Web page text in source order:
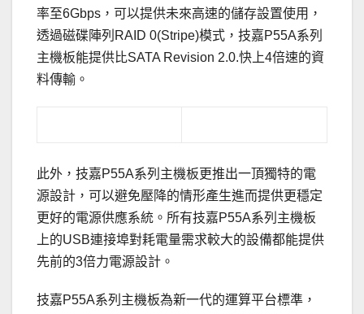
率至6Gbps，可以提供未來高速的儲存設置使用，
透過磁碟陣列RAID 0(Stripe)模式，技嘉P55A系列
主機板能提供比SATA Revision 2.0.快上4倍速的資
料傳輸。
此外，技嘉P55A系列主機板更推出一頂獨特的電
源設計，可以避免壓降的情形產生進而提供更穩定
更好的電源供應系統。所有技嘉P55A系列主機板
上的USB連接埠對耗電量需求較大的設備都能提供
先前的3倍力電源設計。
技嘉P55A系列主機板為新一代的運算平台標準，